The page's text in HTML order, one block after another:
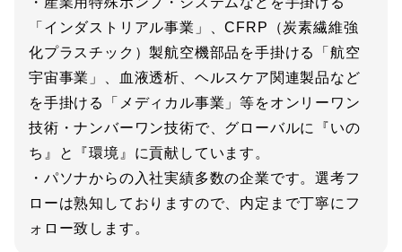
「インダストリアル事業」、CFRP（炭素繊維強
化プラスチック）製航空機部品を手掛ける「航空
宇宙事業」、血液透析、ヘルスケア関連製品など
を手掛ける「メディカル事業」等をオンリーワン
技術・ナンバーワン技術で、グローバルに『いの
ち』と『環境』に貢献しています。
・パソナからの入社実績多数の企業です。選考フ
ローは熟知しておりますので、内定まで丁寧にフ
ォロー致します。